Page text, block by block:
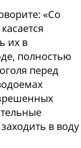
«Со
их в
полностью
перед
в воду